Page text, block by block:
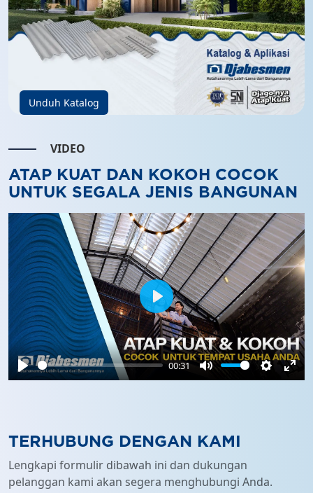
Unduh Katalog
VIDEO
ATAP KUAT DAN KOKOH COCOK
UNTUK SEGALA JENIS BANGUNAN
Play
00:31
Mute Settings
Play
TERHUBUNG DENGAN KAMI
Lengkapi formulir dibawah ini dan dukungan
pelanggan kami akan segera menghubungi Anda.